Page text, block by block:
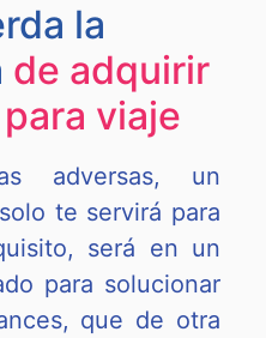
la
de adquirir
viaje
adversas, un
te servirá para
será en un
para solucionar
que de otra